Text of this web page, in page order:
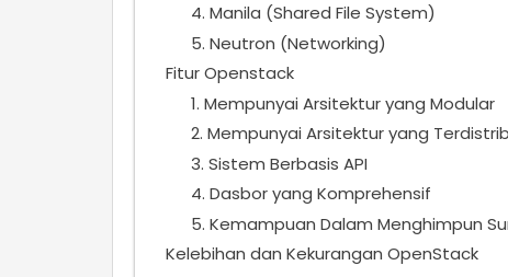
4. Manila (Shared File System)
5. Neutron (Networking)
Fitur Openstack
1. Mempunyai Arsitektur yang Modular
2. Mempunyai Arsitektur yang
3. Sistem Berbasis API
4. Dasbor yang Komprehensif
5. Kemampuan Dalam Menghimpun
Kelebihan dan Kekurangan OpenStack